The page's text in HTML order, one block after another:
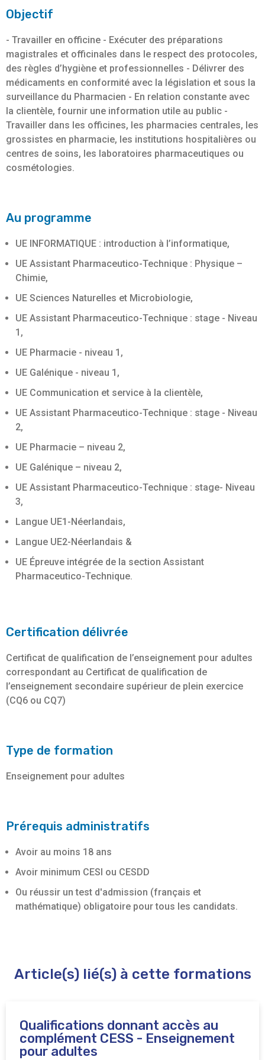
Objectif
- Travailler en officine - Exécuter des préparations
magistrales et officinales dans le respect des protocoles,
des règles d’hygiène et professionnelles - Délivrer des
médicaments en conformité avec la législation et sous la
surveillance du Pharmacien - En relation constante avec
la clientèle, fournir une information utile au public -
Travailler dans les officines, les pharmacies centrales, les
grossistes en pharmacie, les institutions hospitalières ou
centres de soins, les laboratoires pharmaceutiques ou
cosmétologies.
Au programme
UE INFORMATIQUE : introduction à l’informatique,
UE Assistant Pharmaceutico-Technique : Physique –
Chimie,
UE Sciences Naturelles et Microbiologie,
UE Assistant Pharmaceutico-Technique : stage - Niveau
1,
UE Pharmacie - niveau 1,
UE Galénique - niveau 1,
UE Communication et service à la clientèle,
UE Assistant Pharmaceutico-Technique : stage - Niveau
2,
UE Pharmacie – niveau 2,
UE Galénique – niveau 2,
UE Assistant Pharmaceutico-Technique : stage- Niveau
3,
Langue UE1-Néerlandais,
Langue UE2-Néerlandais &
UE Épreuve intégrée de la section Assistant
Pharmaceutico-Technique.
Certification délivrée
Certificat de qualification de l’enseignement pour adultes
correspondant au Certificat de qualification de
l’enseignement secondaire supérieur de plein exercice
(CQ6 ou CQ7)
Type de formation
Enseignement pour adultes
Prérequis administratifs
Avoir au moins 18 ans
Avoir minimum CESI ou CESDD
Ou réussir un test d'admission (français et
mathématique) obligatoire pour tous les candidats.
Article(s) lié(s) à cette formations
Qualifications donnant accès au
complément CESS - Enseignement
pour adultes